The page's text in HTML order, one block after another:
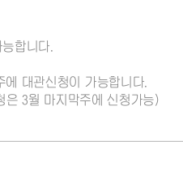
합니다.
대관신청이 가능합니다.
3월 마지막주에 신청가능)